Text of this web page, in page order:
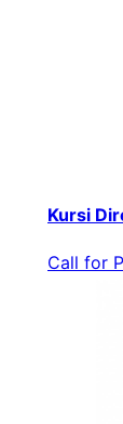
Kursi
Call for